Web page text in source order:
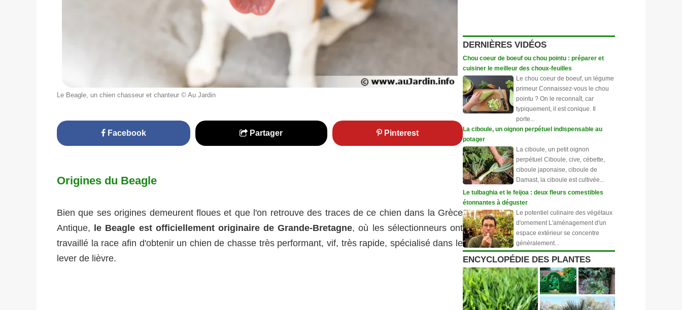
Le Beagle, un chien chasseur et chanteur © Au Jardin
Facebook Partager Pinterest
Origines du Beagle
Bien que ses origines demeurent floues et que l'on retrouve des traces de ce chien dans la Grèce
Antique, le Beagle est officiellement originaire de Grande-Bretagne, où les sélectionneurs ont
travaillé la race afin d'obtenir un chien de chasse très performant, vif, très rapide, spécialisé dans le
lever de lièvre.
DERNIÈRES VIDÉOS
Chou coeur de boeuf ou chou pointu : préparer et
cuisiner le meilleur des choux-feuilles
Le chou coeur de boeuf, un légume
primeur Connaissez-vous le chou
pointu ? On le reconnaît, car
typiquement, il est conique. Il
porte...
La ciboule, un oignon perpétuel indispensable au
potager
La ciboule, un petit oignon
perpétuel Ciboule, cive, cébette,
ciboule japonaise, ciboule de
Damast, la ciboule est cultivée...
Le tulbaghia et le feijoa : deux fleurs comestibles
étonnantes à déguster
Le potentiel culinaire des végétaux
d'ornement L'aménagement d'un
espace extérieur se concentre
généralement...
ENCYCLOPÉDIE DES PLANTES